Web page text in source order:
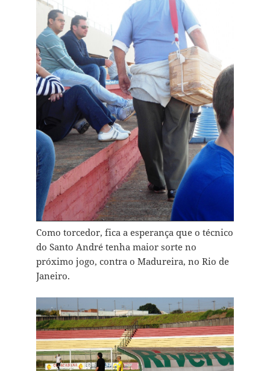
Como torcedor, fica a esperança que o técnico
do Santo André tenha maior sorte no
próximo jogo, contra o Madureira, no Rio de
Janeiro.